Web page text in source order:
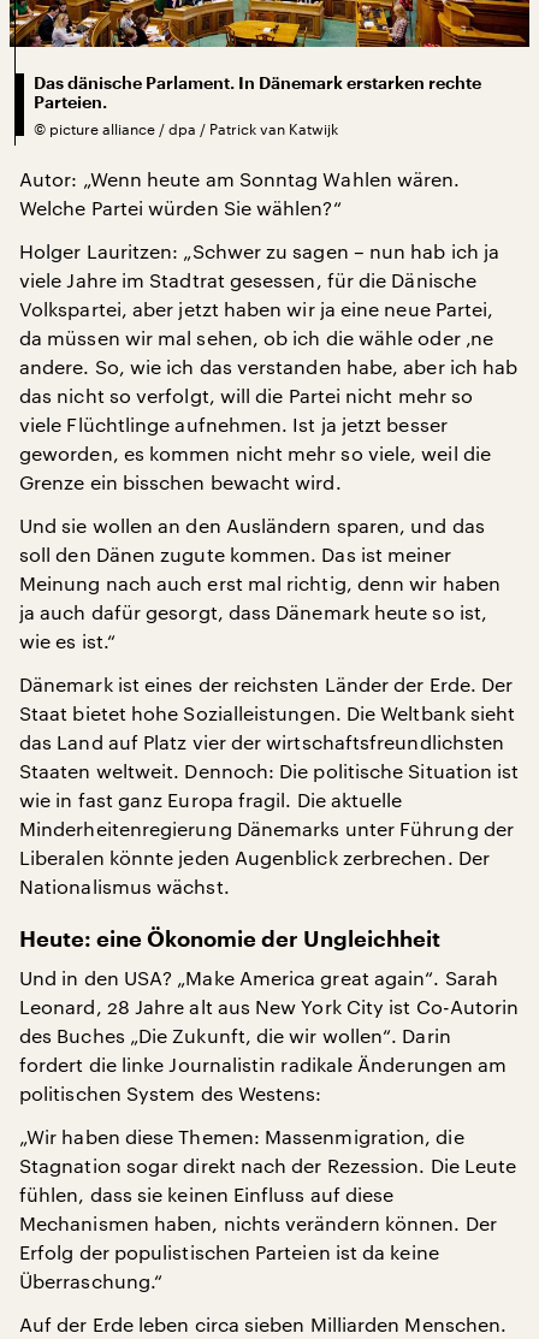
Das dänische Parlament. In Dänemark erstarken rechte
Parteien.
© picture alliance / dpa / Patrick van Katwijk
Autor: „Wenn heute am Sonntag Wahlen wären.
Welche Partei würden Sie wählen?“
Holger Lauritzen: „Schwer zu sagen – nun hab ich ja
viele Jahre im Stadtrat gesessen, für die Dänische
Volkspartei, aber jetzt haben wir ja eine neue Partei,
da müssen wir mal sehen, ob ich die wähle oder ‚ne
andere. So, wie ich das verstanden habe, aber ich hab
das nicht so verfolgt, will die Partei nicht mehr so
viele Flüchtlinge aufnehmen. Ist ja jetzt besser
geworden, es kommen nicht mehr so viele, weil die
Grenze ein bisschen bewacht wird.
Und sie wollen an den Ausländern sparen, und das
soll den Dänen zugute kommen. Das ist meiner
Meinung nach auch erst mal richtig, denn wir haben
ja auch dafür gesorgt, dass Dänemark heute so ist,
wie es ist.“
Dänemark ist eines der reichsten Länder der Erde. Der
Staat bietet hohe Sozialleistungen. Die Weltbank sieht
das Land auf Platz vier der wirtschaftsfreundlichsten
Staaten weltweit. Dennoch: Die politische Situation ist
wie in fast ganz Europa fragil. Die aktuelle
Minderheitenregierung Dänemarks unter Führung der
Liberalen könnte jeden Augenblick zerbrechen. Der
Nationalismus wächst.
Heute: eine Ökonomie der Ungleichheit
Und in den USA? „Make America great again“. Sarah
Leonard, 28 Jahre alt aus New York City ist Co-Autorin
des Buches „Die Zukunft, die wir wollen“. Darin
fordert die linke Journalistin radikale Änderungen am
politischen System des Westens:
„Wir haben diese Themen: Massenmigration, die
Stagnation sogar direkt nach der Rezession. Die Leute
fühlen, dass sie keinen Einfluss auf diese
Mechanismen haben, nichts verändern können. Der
Erfolg der populistischen Parteien ist da keine
Überraschung.“
Auf der Erde leben circa sieben Milliarden Menschen.